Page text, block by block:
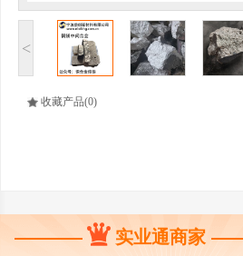
<
收藏产品(0)
实业通商家